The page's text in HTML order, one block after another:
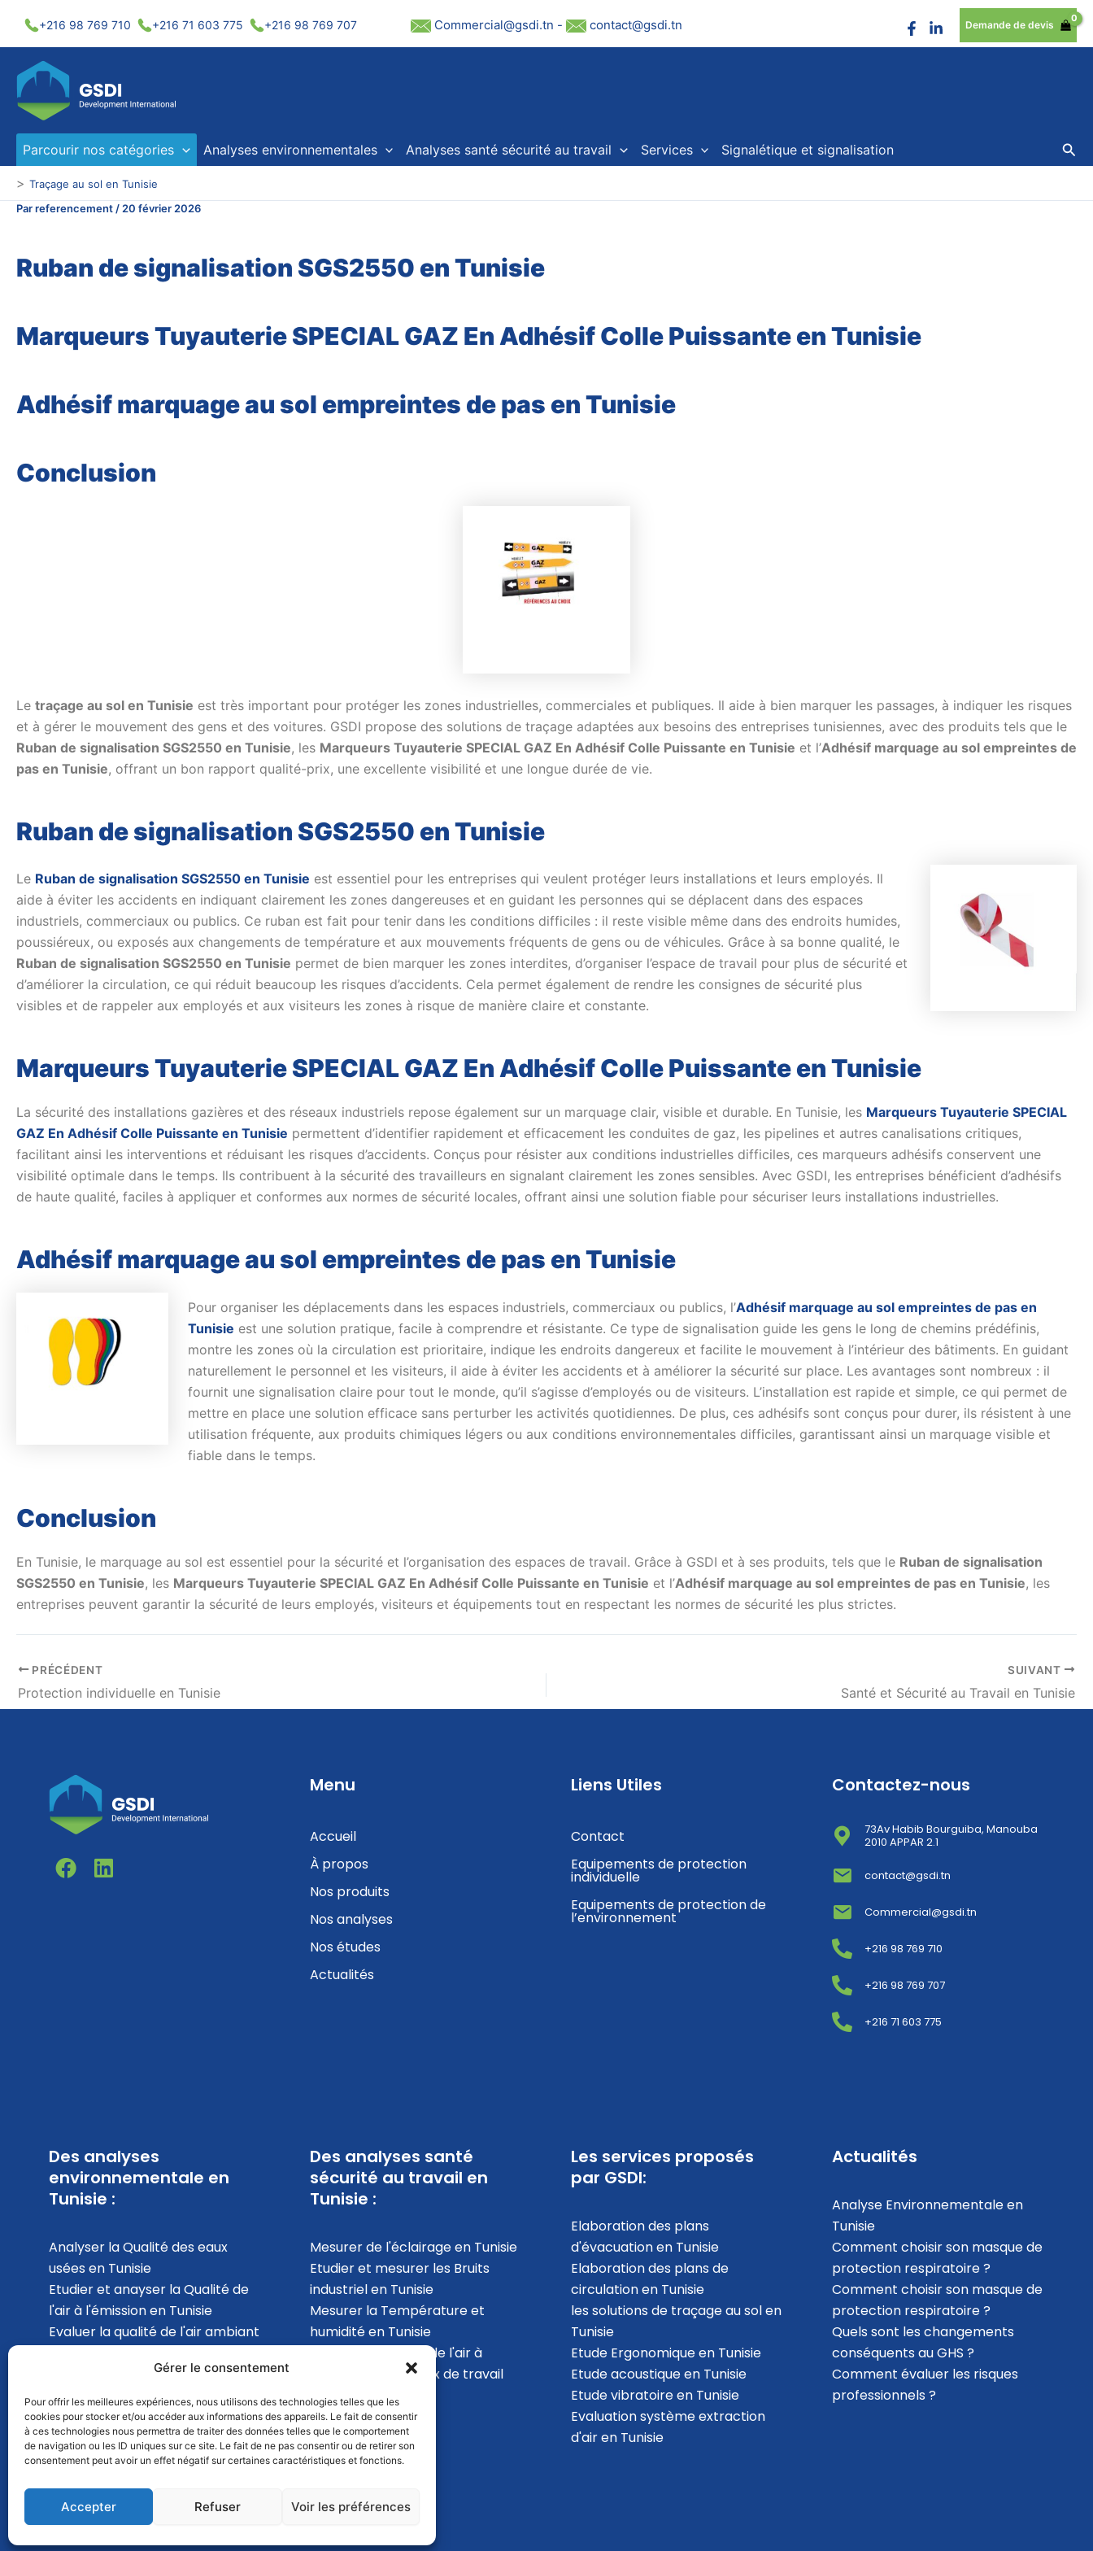
Gérer le consentement
Pour offrir les meilleures expériences, nous utilisons des technologies telles que les
cookies pour stocker et/ou accéder aux informations des appareils. Le fait de consentir
à ces technologies nous permettra de traiter des données telles que le comportement
de navigation ou les ID uniques sur ce site. Le fait de ne pas consentir ou de retirer son
consentement peut avoir un effet négatif sur certaines caractéristiques et fonctions.
Accepter Refuser Voir les préférences
contenu
+216 98 769 710 +216 71 603 775 +216 98 769 707 Commercial@gsdi.tn - contact@gsdi.tn Demande de devis
Parcourir nos catégories Analyses environnementales Analyses santé sécurité au travail Services Signalétique et signalisation
> Traçage au sol en Tunisie
Parreferencement / 20 février 2026
Ruban de signalisation SGS2550 en Tunisie
Marqueurs Tuyauterie SPECIAL GAZ En Adhésif Colle Puissante en Tunisie
Adhésif marquage au sol empreintes de pas en Tunisie
Conclusion
Le traçage au sol en Tunisie est très important pour protéger les zones industrielles, commerciales et publiques. Il aide à bien marquer les passages, à indiquer les risques
et à gérer le mouvement des gens et des voitures. GSDI propose des solutions de traçage adaptées aux besoins des entreprises tunisiennes, avec des produits tels que le
Ruban de signalisation SGS2550 en Tunisie, les Marqueurs Tuyauterie SPECIAL GAZ En Adhésif Colle Puissante en Tunisie et l’Adhésif marquage au sol empreintes de
pas en Tunisie, offrant un bon rapport qualité-prix, une excellente visibilité et une longue durée de vie.
Ruban de signalisation SGS2550 en Tunisie
Le Ruban de signalisation SGS2550 en Tunisie est essentiel pour les entreprises qui veulent protéger leurs installations et leurs employés. Il
aide à éviter les accidents en indiquant clairement les zones dangereuses et en guidant les personnes qui se déplacent dans des espaces
industriels, commerciaux ou publics. Ce ruban est fait pour tenir dans les conditions difficiles : il reste visible même dans des endroits humides,
poussiéreux, ou exposés aux changements de température et aux mouvements fréquents de gens ou de véhicules. Grâce à sa bonne qualité, le
Ruban de signalisation SGS2550 en Tunisie permet de bien marquer les zones interdites, d’organiser l’espace de travail pour plus de sécurité et
d’améliorer la circulation, ce qui réduit beaucoup les risques d’accidents. Cela permet également de rendre les consignes de sécurité plus
visibles et de rappeler aux employés et aux visiteurs les zones à risque de manière claire et constante.
Marqueurs Tuyauterie SPECIAL GAZ En Adhésif Colle Puissante en Tunisie
La sécurité des installations gazières et des réseaux industriels repose également sur un marquage clair, visible et durable. En Tunisie, les Marqueurs Tuyauterie SPECIAL
GAZ En Adhésif Colle Puissante en Tunisie permettent d’identifier rapidement et efficacement les conduites de gaz, les pipelines et autres canalisations critiques,
facilitant ainsi les interventions et réduisant les risques d’accidents. Conçus pour résister aux conditions industrielles difficiles, ces marqueurs adhésifs conservent une
visibilité optimale dans le temps. Ils contribuent à la sécurité des travailleurs en signalant clairement les zones sensibles. Avec GSDI, les entreprises bénéficient d’adhésifs
de haute qualité, faciles à appliquer et conformes aux normes de sécurité locales, offrant ainsi une solution fiable pour sécuriser leurs installations industrielles.
Adhésif marquage au sol empreintes de pas en Tunisie
Pour organiser les déplacements dans les espaces industriels, commerciaux ou publics, l’Adhésif marquage au sol empreintes de pas en
Tunisie est une solution pratique, facile à comprendre et résistante. Ce type de signalisation guide les gens le long de chemins prédéfinis,
montre les zones où la circulation est prioritaire, indique les endroits dangereux et facilite le mouvement à l’intérieur des bâtiments. En guidant
naturellement le personnel et les visiteurs, il aide à éviter les accidents et à améliorer la sécurité sur place. Les avantages sont nombreux : il
fournit une signalisation claire pour tout le monde, qu’il s’agisse d’employés ou de visiteurs. L’installation est rapide et simple, ce qui permet de
mettre en place une solution efficace sans perturber les activités quotidiennes. De plus, ces adhésifs sont conçus pour durer, ils résistent à une
utilisation fréquente, aux produits chimiques légers ou aux conditions environnementales difficiles, garantissant ainsi un marquage visible et
fiable dans le temps.
Conclusion
En Tunisie, le marquage au sol est essentiel pour la sécurité et l’organisation des espaces de travail. Grâce à GSDI et à ses produits, tels que le Ruban de signalisation
SGS2550 en Tunisie, les Marqueurs Tuyauterie SPECIAL GAZ En Adhésif Colle Puissante en Tunisie et l’Adhésif marquage au sol empreintes de pas en Tunisie, les
entreprises peuvent garantir la sécurité de leurs employés, visiteurs et équipements tout en respectant les normes de sécurité les plus strictes.
PRÉCÉDENT
Protection individuelle en Tunisie
SUIVANT
Santé et Sécurité au Travail en Tunisie
F
a
L
i
Menu
Accueil
À propos
Nos produits
Nos analyses
Nos études
Actualités
Liens Utiles
Contact
Equipements de protection
individuelle
Equipements de protection de
l’environnement
Contactez-nous
73Av Habib Bourguiba, Manouba
2010 APPAR 2.1
contact@gsdi.tn
Commercial@gsdi.tn
+216 98 769 710
+216 98 769 707
+216 71 603 775
Des analyses
environnementale en
Tunisie :
Analyser la Qualité des eaux
usées en Tunisie
Etudier et anayser la Qualité de
l'air à l'émission en Tunisie
Evaluer la qualité de l'air ambiant
Mesurer les Bruits
environnemental en Tunisie
Des analyses santé
sécurité au travail en
Tunisie :
Mesurer de l'éclairage en Tunisie
Etudier et mesurer les Bruits
industriel en Tunisie
Mesurer la Température et
humidité en Tunisie
analyser la qualité de l'air à
l'intérieur des locaux de travail
en Tunisie
Les services proposés
par GSDI:
Elaboration des plans
d'évacuation​ en Tunisie
Elaboration des plans de
circulation en Tunisie
les solutions de traçage au sol en
Tunisie
Etude Ergonomique en Tunisie
Etude acoustique en Tunisie
Etude vibratoire en Tunisie
Evaluation système extraction
d'air en Tunisie
Actualités
Analyse Environnementale en
Tunisie
Comment choisir son masque de
protection respiratoire ?
Comment choisir son masque de
protection respiratoire ?
Quels sont les changements
conséquents au GHS ?
Comment évaluer les risques
professionnels ?
© 2025 | GSDI